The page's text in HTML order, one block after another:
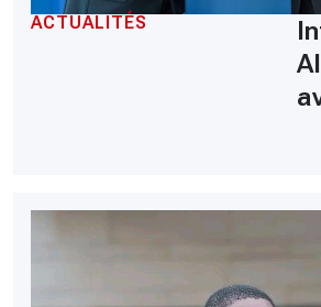
ACTUALITÉS